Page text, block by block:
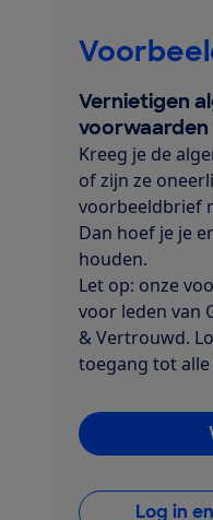
Vernietigen
voorwaarden
Kreeg je de
of zijn ze
voorbeeldbrief
Dan hoef je je
houden.
Let op: onze
voor leden van
& Vertrouwd.
toegang tot
Log in